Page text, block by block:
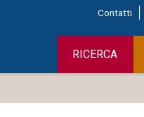
Contatti
RICERCA